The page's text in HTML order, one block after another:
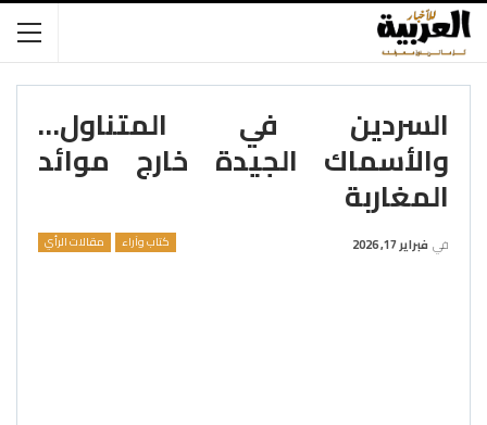
السردين في المتناول…
والأسماك الجيدة خارج موائد
المغاربة
كتاب وآراء مقالات الرأي في فبراير 17, 2026